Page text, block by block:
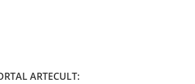
ARTECULT: